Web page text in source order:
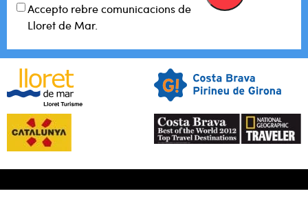
Accepto rebre comunicacions de
Lloret de Mar.